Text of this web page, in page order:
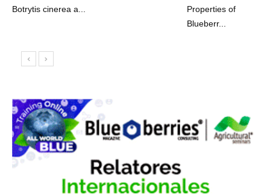
Botrytis cinerea a...
Properties of
Blueberr...